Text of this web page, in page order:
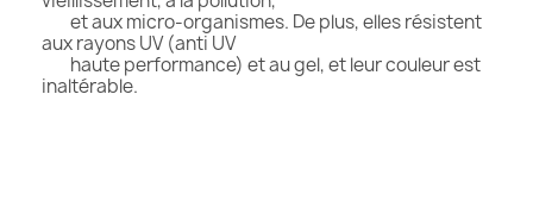
et aux micro-organismes. De plus, elles résistent
aux rayons UV (anti UV
haute performance) et au gel, et leur couleur est
inaltérable.